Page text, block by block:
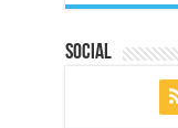
Social